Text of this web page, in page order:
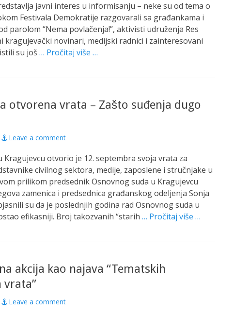
javni interes u informisanju – neke su od tema o
Festivala Demokratije razgovarali sa građankama i
parolom “Nema povlačenja!”, aktivisti udruženja Res
kragujevački novinari, medijski radnici i zainteresovani
su još … Pročitaj više …
otvorena vrata – Zašto suđenja dugo
Leave a comment
Kragujevcu otvorio je 12. septembra svoja vrata za
civilnog sektora, medije, zaposlene i stručnjake u
prilikom predsednik Osnovnog suda u Kragujevcu
zamenica i predsednica građanskog odeljenja Sonja
su da je poslednjih godina rad Osnovnog suda u
efikasniji. Broj takozvanih “starih … Pročitaj više …
akcija kao najava “Tematskih
vrata”
Leave a comment